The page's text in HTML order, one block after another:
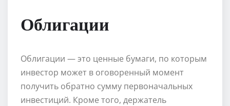
Облигации
Облигации — это ценные бумаги, по которым
инвестор может в оговоренный момент
получить обратно сумму первоначальных
инвестиций. Кроме того, держатель